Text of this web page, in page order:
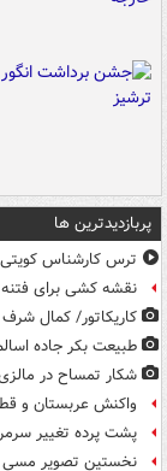
پربازدیدترین ها
ترس کارشناس کویتی
نقشه کشی برای فتنه
کاریکاتور/ کمال
طبیعت بکر جاده
شکار تمساح در
واکنش عربستان و
پشت پرده تغییر
نخستین تصویر مسی